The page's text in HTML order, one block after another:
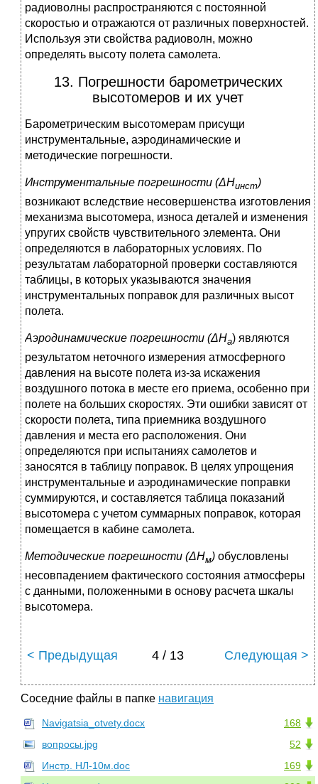
радиоволны распространяются с постоянной
скоростью и отражаются от различных поверхностей.
Используя эти свойства радиоволн, можно
определять высоту полета самолета.
13. Погрешности барометрических
высотомеров и их учет
Барометрическим высотомерам присущи
инструментальные, аэродинамические и
методические погрешности.
Инструментальные погрешности (ΔHинст)
возникают вследствие несовершенства изготовления
механизма высотомера, износа деталей и изменения
упругих свойств чувствительного элемента. Они
определяются в лабораторных условиях. По
результатам лабораторной проверки составляются
таблицы, в которых указываются значения
инструментальных поправок для различных высот
полета.
Аэродинамические погрешности (ΔНа) являются
результатом неточного измерения атмосферного
давления на высоте полета из-за искажения
воздушного потока в месте его приема, особенно при
полете на больших скоростях. Эти ошибки зависят от
скорости полета, типа приемника воздушного
давления и места его расположения. Они
определяются при испытаниях самолетов и
заносятся в таблицу поправок. В целях упрощения
инструментальные и аэродинамические поправки
суммируются, и составляется таблица показаний
высотомера с учетом суммарных поправок, которая
помещается в кабине самолета.
Методические погрешности (ΔНм) обусловлены
несовпадением фактического состояния атмосферы
с данными, положенными в основу расчета шкалы
высотомера.
< Предыдущая 4 / 13 Следующая >
Соседние файлы в папке навигация
168
Navigatsia_otvety.docx
52
вопросы.jpg
169
Инстр. НЛ-10м.doc